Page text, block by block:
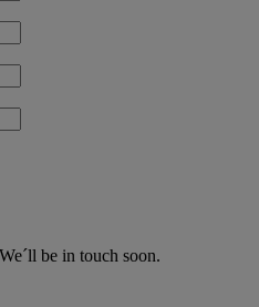
be in touch soon.